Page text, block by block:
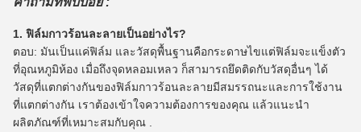
1. ฟิล์มกาวร้อนละลายเป็นอย่างไร?
ตอบ: มันเป็นแค่ฟิล์ม และวัสดุพื้นฐานคือกระดาษไขแต่ฟิล์มจะแข็งตัว
ที่อุณหภูมิห้อง เมื่อถึงจุดหลอมเหลว ก็สามารถยึดติดกับวัสดุอื่นๆ ได้
วัสดุที่แตกต่างกันของฟิล์มกาวร้อนละลายมีสมรรถนะและการใช้งาน
ที่แตกต่างกัน เราต้องเข้าใจความต้องการของคุณ แล้วแนะนำ
ผลิตภัณฑ์ที่เหมาะสมกับคุณ .